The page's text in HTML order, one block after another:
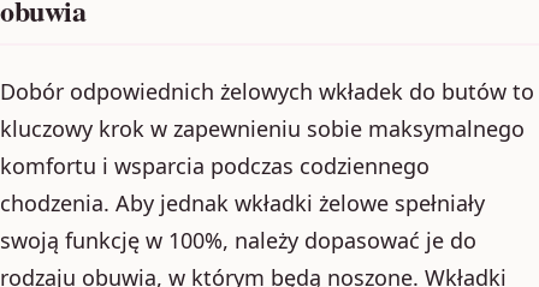
obuwia
Dobór odpowiednich żelowych wkładek do butów to
kluczowy krok w zapewnieniu sobie maksymalnego
komfortu i wsparcia podczas codziennego
chodzenia. Aby jednak wkładki żelowe spełniały
swoją funkcję w 100%, należy dopasować je do
rodzaju obuwia, w którym będą noszone. Wkładki